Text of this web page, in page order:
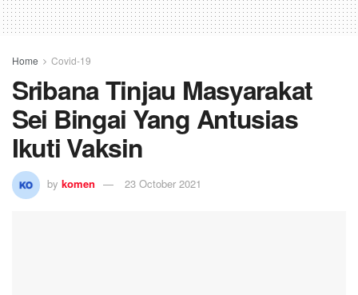
Home Covid-19
Sribana Tinjau Masyarakat
Sei Bingai Yang Antusias
Ikuti Vaksin
by komen 23 October 2021